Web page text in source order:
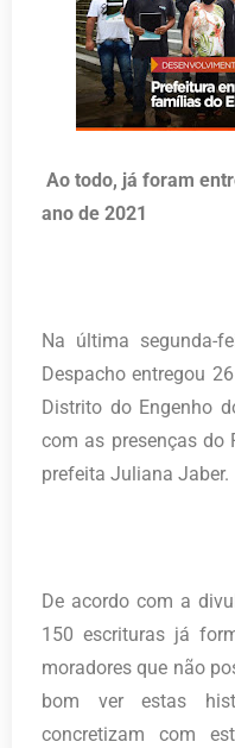
Ao todo, já foram
ano de 2021
Na última segunda-
Despacho entregou
Distrito do Engenho
com as presenças do
prefeita Juliana Jaber.
De acordo com a
150 escrituras já
moradores que não
bom ver estas
concretizam com